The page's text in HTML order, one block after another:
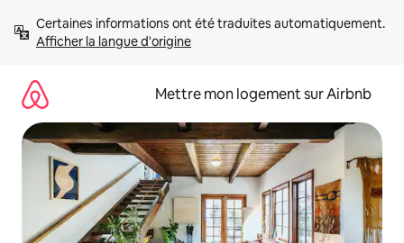
directement
Afficher la langue d'origine
Mettre mon logement sur Airbnb